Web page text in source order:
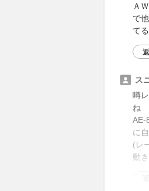
Ａ
で
て
ス
噂
ね
AE-
に
(レ
動